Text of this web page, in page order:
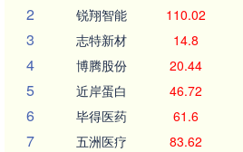
2 锐翔智能 110.02
3 志特新材 14.8
4 博腾股份 20.44
5 近岸蛋白 46.72
6 毕得医药 61.6
7 五洲医疗 83.62